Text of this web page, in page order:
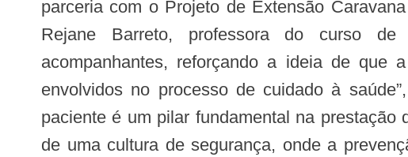
parceria com o Projeto de Extensão
Rejane Barreto, professora do curso de
acompanhantes, reforçando a ideia de que
envolvidos no processo de cuidado à
paciente é um pilar fundamental na
de uma cultura de segurança, onde a